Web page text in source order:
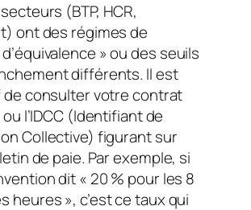
(BTP, HCR,
ont des régimes de
» ou des seuils
différents. Il est
consulter votre contrat
l’IDCC (Identifiant de
Collective) figurant sur
de paie. Par exemple, si
dit « 20 % pour les 8
heures », c’est ce taux qui